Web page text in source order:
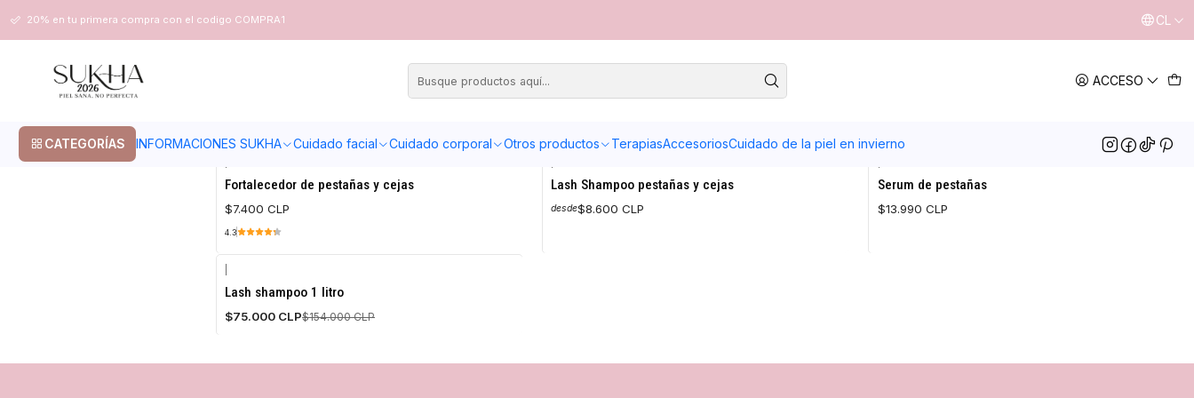
ACCESO
CATEGORÍAS INFORMACIONES SUKHA Cuidado facial Cuidado corporal Otros productos TerapiasAccesoriosCuidado de la piel en invierno
20% en tu primera compra con el codigo COMPRA1 CL
Inicio Cuidado facial Pestañas
Pestañas
Fortalecedor de pestañas y cejas
$7.400 CLP
4.3
Lash Shampoo pestañas y cejas
desde$8.600 CLP
Serum de pestañas
$13.990 CLP
-51%
OFF
Lash shampoo 1 litro
$75.000 CLP$154.000 CLP